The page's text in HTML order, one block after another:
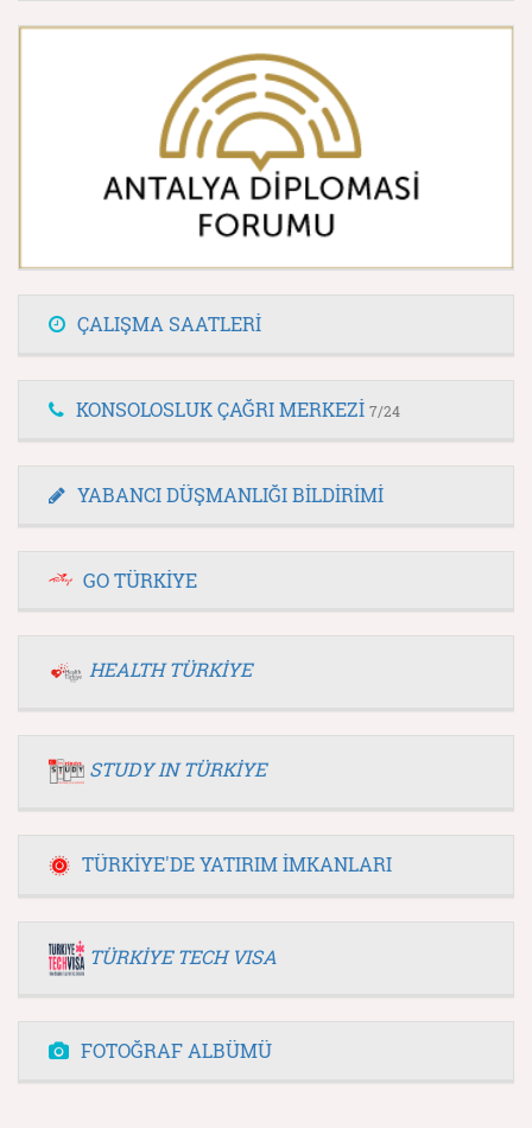
ÇALIŞMA SAATLERİ
KONSOLOSLUK ÇAĞRI MERKEZİ 7/24
YABANCI DÜŞMANLIĞI BİLDİRİMİ
GO TÜRKİYE
HEALTH TÜRKİYE
STUDY IN TÜRKİYE
TÜRKİYE'DE YATIRIM İMKANLARI
TÜRKİYE TECH VISA
FOTOĞRAF ALBÜMÜ